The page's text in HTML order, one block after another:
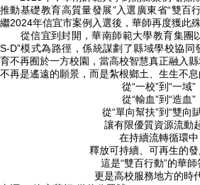
推動基礎教育高質量發展”入選廣東省“雙
繼2024年信宜市案例入選後，華師再度獲此殊
從信宜到封開，華南師範大學教育集團
S-D”模式為路徑，係統謀劃了縣域學校協同
育不再囿於一方校園，當高校智慧真正融入
不再是遙遠的願景，而是紮根鄉土、生生不息
從“一校”到“一域”
從“輸血”到“造血”
從“單向幫扶”到“雙向
讓有限優質資源流動
在持續流轉循環中
釋放可持續、可再生的
這是“雙百行動”的華師
更是高校服務地方的時